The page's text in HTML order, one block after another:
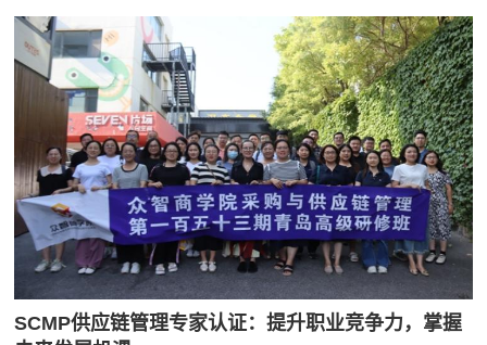
SCMP供应链管理专家认证：提升职业竞争力，掌握